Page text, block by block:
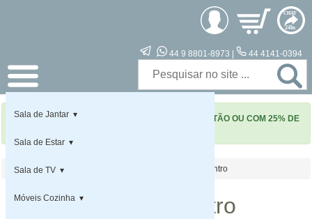
Sala de Jantar ▾
Sala de Estar ▾
Sala de TV ▾
Móveis Cozinha ▾
CHAT
24hs
44 9 8801-8973 | 44 4141-0394
A LOJA INTEIRINHA EM 12x SEM JUROS NO CARTÃO OU COM 25% DE
Mesa de Centro
Mesa de Centro